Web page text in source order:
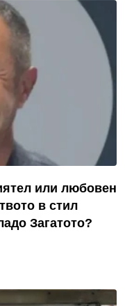
или любовен
в стил
Загатото?